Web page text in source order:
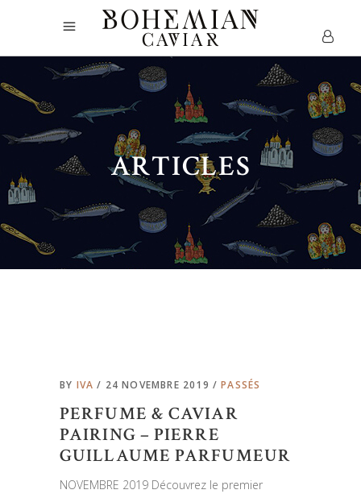
ARTICLES
BY IVA 24 NOVEMBRE 2019 PASSÉS
PERFUME & CAVIAR
PAIRING – PIERRE
GUILLAUME PARFUMEUR
NOVEMBRE 2019 Découvrez le premier